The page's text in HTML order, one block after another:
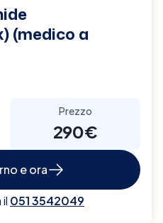
(medico a
Prezzo
290€
e ora
051 3542049